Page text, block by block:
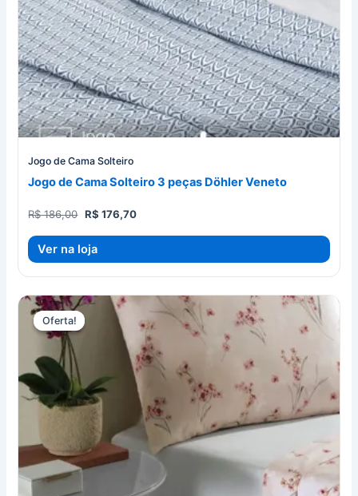
Jogo de Cama Solteiro
Jogo de Cama Solteiro 3 peças Döhler Veneto
R$186,00 O
era:
R$ 176,70O
Ver na loja
Oferta!
Oferta!